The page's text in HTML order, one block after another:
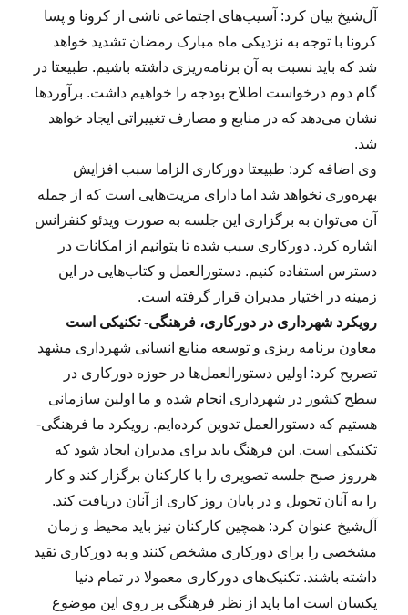
آل‌شیخ بیان کرد: آسیب‌های اجتماعی ناشی از کرونا و پسا
کرونا با توجه به نزدیکی ماه مبارک رمضان تشدید خواهد
شد که باید نسبت به آن برنامه‌ریزی داشته باشیم. طبیعتا در
گام دوم درخواست اطلاح بودجه را خواهیم داشت. برآوردها
نشان می‌دهد که در منابع و مصارف تغییراتی ایجاد خواهد
شد.
وی اضافه کرد: طبیعتا دورکاری الزاما سبب افزایش
بهره‌وری نخواهد شد اما دارای مزیت‌هایی است که از جمله
آن می‌توان به برگزاری این جلسه به صورت ویدئو کنفرانس
اشاره کرد. دورکاری سبب شده تا بتوانیم از امکانات در
دسترس استفاده کنیم. دستورالعمل و کتاب‌هایی در این
زمینه در اختیار مدیران قرار گرفته است.
رویکرد شهرداری در دورکاری، فرهنگی- تکنیکی است
معاون برنامه ریزی و توسعه منابع انسانی شهرداری مشهد
تصریح کرد: اولین دستورالعمل‌ها در حوزه دورکاری در
سطح کشور در شهرداری انجام شده و ما اولین سازمانی
هستیم که دستورالعمل‌ تدوین کرده‌ایم. رویکرد ما فرهنگی-
تکنیکی است. این فرهنگ باید برای مدیران ایجاد شود که
هرروز صبح جلسه تصویری را با کارکنان برگزار کند و کار
را به آنان تحویل و در پایان روز کاری از آنان دریافت کند.
آل‌شیخ عنوان کرد: همچین کارکنان نیز باید محیط و زمان
مشخصی را برای دورکاری مشخص کنند و به دورکاری تقید
داشته باشند. تکنیک‌های دورکاری معمولا در تمام دنیا
یکسان است اما باید از نظر فرهنگی بر روی این موضوع